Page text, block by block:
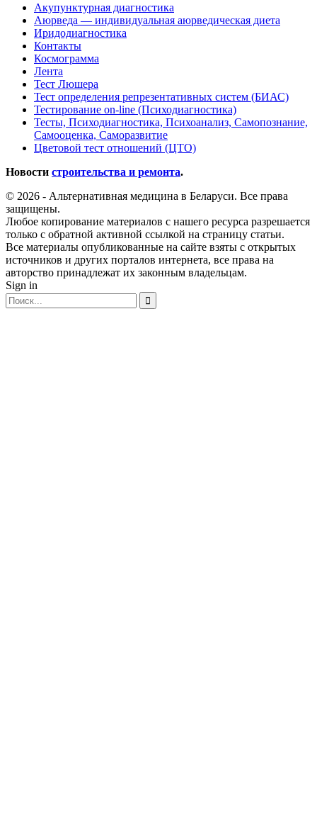
Акупунктурная диагностика
Аюрведа — индивидуальная аюрведическая диета
Иридодиагностика
Контакты
Космограмма
Лента
Тест Люшера
Тест определения репрезентативных систем (БИАС)
Тестирование on-line (Психодиагностика)
Тесты, Психодиагностика, Психоанализ, Самопознание,
Самооценка, Саморазвитие
Цветовой тест отношений (ЦТО)
Новости строительства и ремонта.
© 2026 - Альтернативная медицина в Беларуси. Все права
защищены.
Любое копирование материалов с нашего ресурса разрешается
только с обратной активной ссылкой на страницу статьи.
Все материалы опубликованные на сайте взяты с открытых
источников и других порталов интернета, все права на
авторство принадлежат их законным владельцам.
Sign in